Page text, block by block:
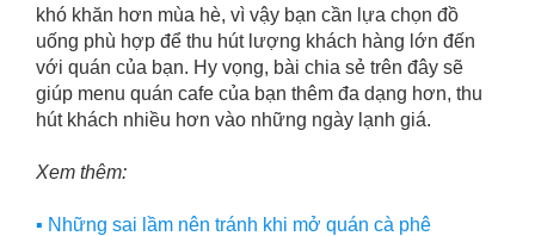
khó khăn hơn mùa hè, vì vậy bạn cần lựa chọn đồ
uống phù hợp để thu hút lượng khách hàng lớn đến
với quán của bạn. Hy vọng, bài chia sẻ trên đây sẽ
giúp menu quán cafe của bạn thêm đa dạng hơn, thu
hút khách nhiều hơn vào những ngày lạnh giá.
Xem thêm:
▪️ Những sai lầm nên tránh khi mở quán cà phê